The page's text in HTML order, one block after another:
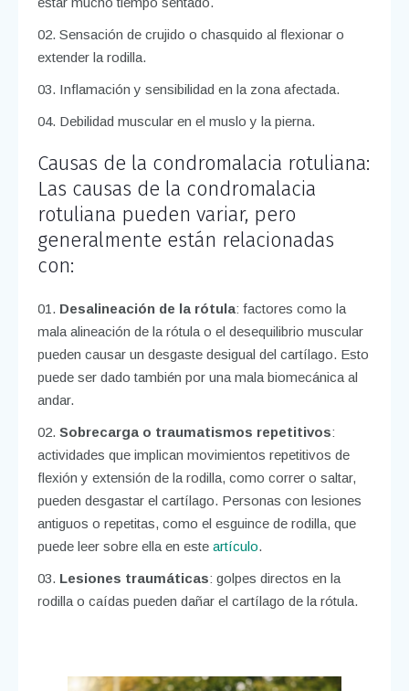
Sensación de crujido o chasquido al flexionar o
extender la rodilla.
Inflamación y sensibilidad en la zona afectada.
Debilidad muscular en el muslo y la pierna.
Causas de la condromalacia rotuliana:
Las causas de la condromalacia
rotuliana pueden variar, pero
generalmente están relacionadas
con:
Desalineación de la rótula: factores como la
mala alineación de la rótula o el desequilibrio muscular
pueden causar un desgaste desigual del cartílago. Esto
puede ser dado también por una mala biomecánica al
andar.
Sobrecarga o traumatismos repetitivos:
actividades que implican movimientos repetitivos de
flexión y extensión de la rodilla, como correr o saltar,
pueden desgastar el cartílago. Personas con lesiones
antiguos o repetitas, como el esguince de rodilla, que
puede leer sobre ella en esteartículo.
Lesiones traumáticas: golpes directos en la
rodilla o caídas pueden dañar el cartílago de la rótula.